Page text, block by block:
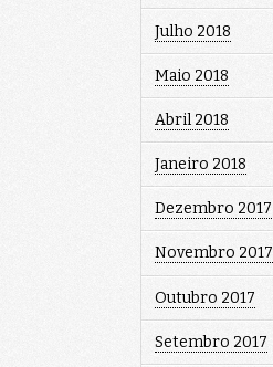
Julho 2018
Maio 2018
Abril 2018
Janeiro 2018
Dezembro 2017
Novembro 2017
Outubro 2017
Setembro 2017